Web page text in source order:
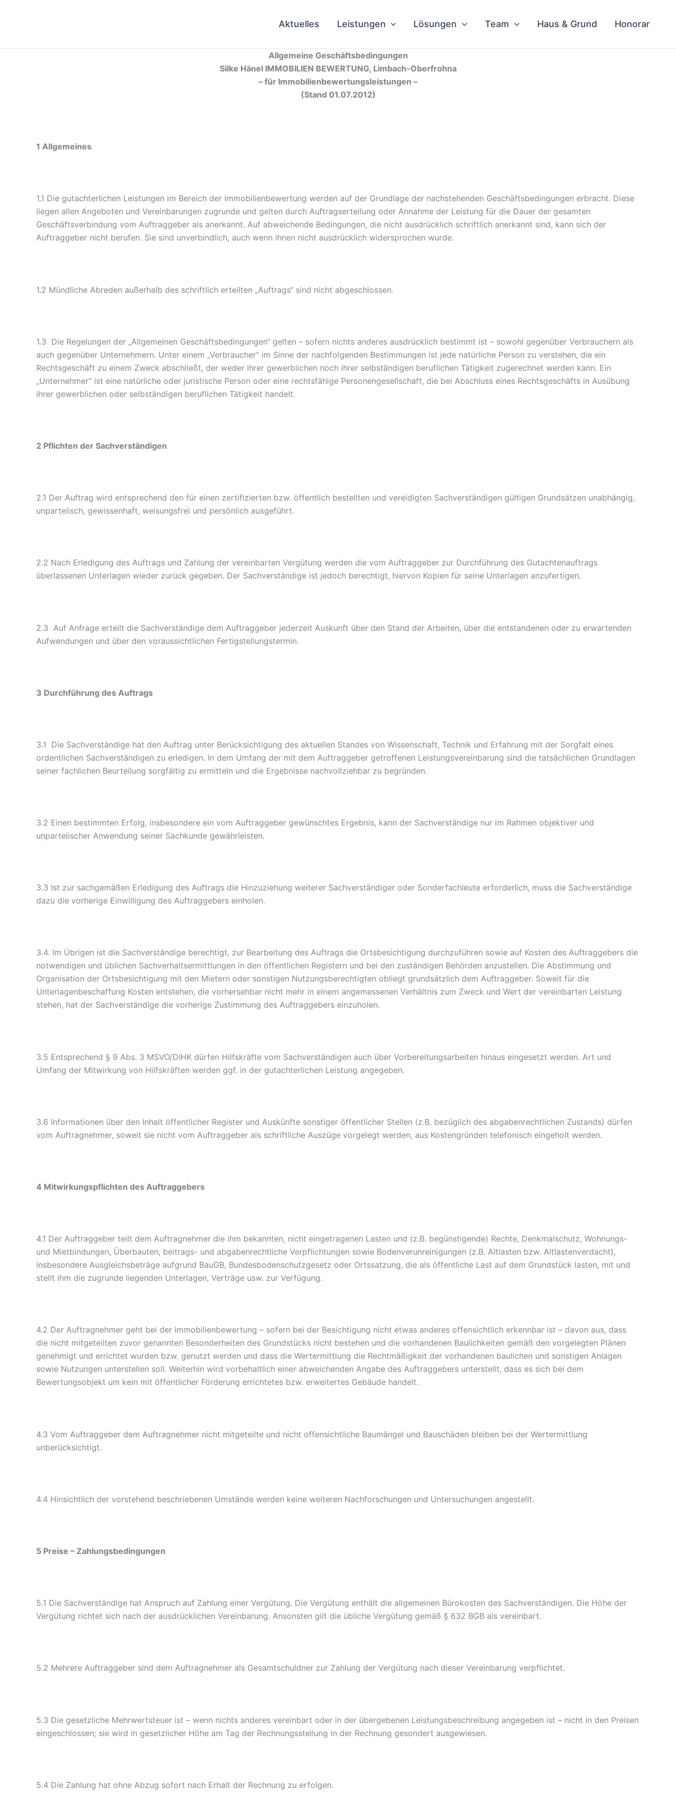
Aktuelles Leistungen Lösungen Team Haus & Grund Honorar
Allgemeine Geschäftsbedingungen
Silke Hänel IMMOBILIEN BEWERTUNG, Limbach-Oberfrohna
– für Immobilienbewertungsleistungen –
(Stand 01.07.2012)
1 Allgemeines
1.1 Die gutachterlichen Leistungen im Bereich der Immobilienbewertung werden auf der Grundlage der nachstehenden Geschäftsbedingungen erbracht. Diese
liegen allen Angeboten und Vereinbarungen zugrunde und gelten durch Auftragserteilung oder Annahme der Leistung für die Dauer der gesamten
Geschäftsverbindung vom Auftraggeber als anerkannt. Auf abweichende Bedingungen, die nicht ausdrücklich schriftlich anerkannt sind, kann sich der
Auftraggeber nicht berufen. Sie sind unverbindlich, auch wenn ihnen nicht ausdrücklich widersprochen wurde.
1.2 Mündliche Abreden außerhalb des schriftlich erteilten „Auftrags“ sind nicht abgeschlossen.
1.3 Die Regelungen der „Allgemeinen Geschäftsbedingungen“ gelten – sofern nichts anderes ausdrücklich bestimmt ist – sowohl gegenüber Verbrauchern als
auch gegenüber Unternehmern. Unter einem „Verbraucher“ im Sinne der nachfolgenden Bestimmungen ist jede natürliche Person zu verstehen, die ein
Rechtsgeschäft zu einem Zweck abschließt, der weder ihrer gewerblichen noch ihrer selbständigen beruflichen Tätigkeit zugerechnet werden kann. Ein
„Unternehmer“ ist eine natürliche oder juristische Person oder eine rechtsfähige Personengesellschaft, die bei Abschluss eines Rechtsgeschäfts in Ausübung
ihrer gewerblichen oder selbständigen beruflichen Tätigkeit handelt.
2 Pflichten der Sachverständigen
2.1 Der Auftrag wird entsprechend den für einen zertifizierten bzw. öffentlich bestellten und vereidigten Sachverständigen gültigen Grundsätzen unabhängig,
unparteiisch, gewissenhaft, weisungsfrei und persönlich ausgeführt.
2.2 Nach Erledigung des Auftrags und Zahlung der vereinbarten Vergütung werden die vom Auftraggeber zur Durchführung des Gutachtenauftrags
überlassenen Unterlagen wieder zurück gegeben. Der Sachverständige ist jedoch berechtigt, hiervon Kopien für seine Unterlagen anzufertigen.
2.3 Auf Anfrage erteilt die Sachverständige dem Auftraggeber jederzeit Auskunft über den Stand der Arbeiten, über die entstandenen oder zu erwartenden
Aufwendungen und über den voraussichtlichen Fertigstellungstermin.
3 Durchführung des Auftrags
3.1 Die Sachverständige hat den Auftrag unter Berücksichtigung des aktuellen Standes von Wissenschaft, Technik und Erfahrung mit der Sorgfalt eines
ordentlichen Sachverständigen zu erledigen. In dem Umfang der mit dem Auftraggeber getroffenen Leistungsvereinbarung sind die tatsächlichen Grundlagen
seiner fachlichen Beurteilung sorgfältig zu ermitteln und die Ergebnisse nachvollziehbar zu begründen.
3.2 Einen bestimmten Erfolg, insbesondere ein vom Auftraggeber gewünschtes Ergebnis, kann der Sachverständige nur im Rahmen objektiver und
unparteiischer Anwendung seiner Sachkunde gewährleisten.
3.3 Ist zur sachgemäßen Erledigung des Auftrags die Hinzuziehung weiterer Sachverständiger oder Sonderfachleute erforderlich, muss die Sachverständige
dazu die vorherige Einwilligung des Auftraggebers einholen.
3.4. Im Übrigen ist die Sachverständige berechtigt, zur Bearbeitung des Auftrags die Ortsbesichtigung durchzuführen sowie auf Kosten des Auftraggebers die
notwendigen und üblichen Sachverhaltsermittlungen in den öffentlichen Registern und bei den zuständigen Behörden anzustellen. Die Abstimmung und
Organisation der Ortsbesichtigung mit den Mietern oder sonstigen Nutzungsberechtigten obliegt grundsätzlich dem Auftraggeber. Soweit für die
Unterlagenbeschaffung Kosten entstehen, die vorhersehbar nicht mehr in einem angemessenen Verhältnis zum Zweck und Wert der vereinbarten Leistung
stehen, hat der Sachverständige die vorherige Zustimmung des Auftraggebers einzuholen.
3.5 Entsprechend § 9 Abs. 3 MSVO/DIHK dürfen Hilfskräfte vom Sachverständigen auch über Vorbereitungsarbeiten hinaus eingesetzt werden. Art und
Umfang der Mitwirkung von Hilfskräften werden ggf. in der gutachterlichen Leistung angegeben.
3.6 Informationen über den Inhalt öffentlicher Register und Auskünfte sonstiger öffentlicher Stellen (z.B. bezüglich des abgabenrechtlichen Zustands) dürfen
vom Auftragnehmer, soweit sie nicht vom Auftraggeber als schriftliche Auszüge vorgelegt werden, aus Kostengründen telefonisch eingeholt werden.
4 Mitwirkungspflichten des Auftraggebers
4.1 Der Auftraggeber teilt dem Auftragnehmer die ihm bekannten, nicht eingetragenen Lasten und (z.B. begünstigende) Rechte, Denkmalschutz, Wohnungs-
und Mietbindungen, Überbauten, beitrags- und abgabenrechtliche Verpflichtungen sowie Bodenverunreinigungen (z.B. Altlasten bzw. Altlastenverdacht),
insbesondere Ausgleichsbeträge aufgrund BauGB, Bundesbodenschutzgesetz oder Ortssatzung, die als öffentliche Last auf dem Grundstück lasten, mit und
stellt ihm die zugrunde liegenden Unterlagen, Verträge usw. zur Verfügung.
4.2 Der Auftragnehmer geht bei der Immobilienbewertung – sofern bei der Besichtigung nicht etwas anderes offensichtlich erkennbar ist – davon aus, dass
die nicht mitgeteilten zuvor genannten Besonderheiten des Grundstücks nicht bestehen und die vorhandenen Baulichkeiten gemäß den vorgelegten Plänen
genehmigt und errichtet wurden bzw. genutzt werden und dass die Wertermittlung die Rechtmäßigkeit der vorhandenen baulichen und sonstigen Anlagen
sowie Nutzungen unterstellen soll. Weiterhin wird vorbehaltlich einer abweichenden Angabe des Auftraggebers unterstellt, dass es sich bei dem
Bewertungsobjekt um kein mit öffentlicher Förderung errichtetes bzw. erweitertes Gebäude handelt.
4.3 Vom Auftraggeber dem Auftragnehmer nicht mitgeteilte und nicht offensichtliche Baumängel und Bauschäden bleiben bei der Wertermittlung
unberücksichtigt.
4.4 Hinsichtlich der vorstehend beschriebenen Umstände werden keine weiteren Nachforschungen und Untersuchungen angestellt.
5 Preise – Zahlungsbedingungen
5.1 Die Sachverständige hat Anspruch auf Zahlung einer Vergütung. Die Vergütung enthält die allgemeinen Bürokosten des Sachverständigen. Die Höhe der
Vergütung richtet sich nach der ausdrücklichen Vereinbarung. Ansonsten gilt die übliche Vergütung gemäß § 632 BGB als vereinbart.
5.2 Mehrere Auftraggeber sind dem Auftragnehmer als Gesamtschuldner zur Zahlung der Vergütung nach dieser Vereinbarung verpflichtet.
5.3 Die gesetzliche Mehrwertsteuer ist – wenn nichts anderes vereinbart oder in der übergebenen Leistungsbeschreibung angegeben ist – nicht in den Preisen
eingeschlossen; sie wird in gesetzlicher Höhe am Tag der Rechnungsstellung in der Rechnung gesondert ausgewiesen.
5.4 Die Zahlung hat ohne Abzug sofort nach Erhalt der Rechnung zu erfolgen.